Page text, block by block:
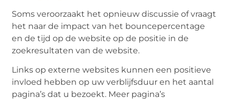
Soms veroorzaakt het opnieuw discussie of vraagt
​​het naar de impact van het bouncepercentage
en de tijd op de website op de positie in de
zoekresultaten van de website.
Links op externe websites kunnen een positieve
invloed hebben op uw verblijfsduur en het aantal
pagina’s dat u bezoekt. Meer pagina’s